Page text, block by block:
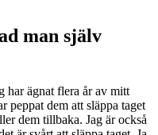
man själv
har ägnat flera år av mitt
peppat dem att släppa taget
dem tillbaka. Jag är också